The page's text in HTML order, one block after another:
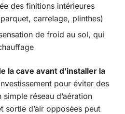
des finitions intérieures
carrelage, plinthes)
de froid au sol, qui
la cave avant d’installer la
pour éviter des
réseau d’aération
sortie d’air opposées peut